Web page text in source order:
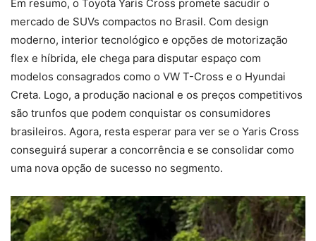
Em resumo, o Toyota Yaris Cross promete sacudir o
mercado de SUVs compactos no Brasil. Com design
moderno, interior tecnológico e opções de motorização
flex e híbrida, ele chega para disputar espaço com
modelos consagrados como o VW T-Cross e o Hyundai
Creta. Logo, a produção nacional e os preços competitivos
são trunfos que podem conquistar os consumidores
brasileiros. Agora, resta esperar para ver se o Yaris Cross
conseguirá superar a concorrência e se consolidar como
uma nova opção de sucesso no segmento.